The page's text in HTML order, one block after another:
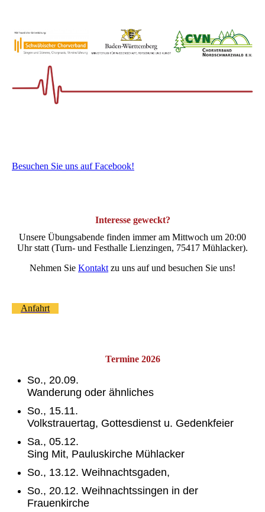
Besuchen Sie uns auf Facebook!
Interesse geweckt?
Unsere Übungsabende finden immer am Mittwoch um 20:00
Uhr statt (Turn- und Festhalle Lienzingen, 75417 Mühlacker).
Nehmen Sie Kontaktzu uns auf und besuchen Sie uns!
Anfahrt
Termine 2026
So., 20.09.
Wanderung oder ähnliches
So., 15.11.
Volkstrauertag, Gottesdienst u. Gedenkfeier
Sa., 05.12.
Sing Mit, Pauluskirche Mühlacker
So., 13.12. Weihnachtsgaden,
So., 20.12. Weihnachtssingen in der
Frauenkirche